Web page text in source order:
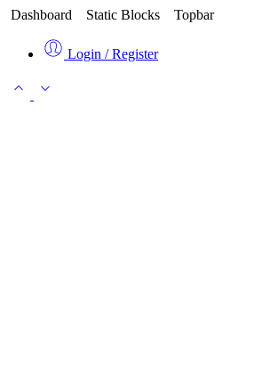
Dashboard Static Blocks Topbar
Login / Register